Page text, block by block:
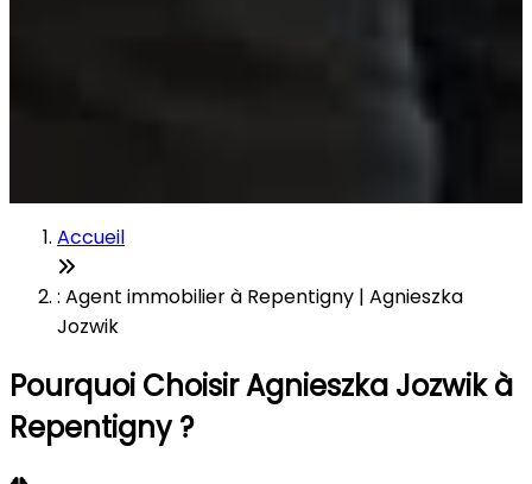
Accueil
: Agent immobilier à Repentigny | Agnieszka
Jozwik
Pourquoi Choisir Agnieszka Jozwik à
Repentigny ?